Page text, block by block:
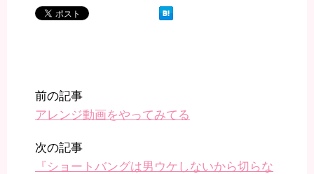
前の記事
アレンジ動画をやってみてる
次の記事
『ショートバングは男ウケしないから切らな